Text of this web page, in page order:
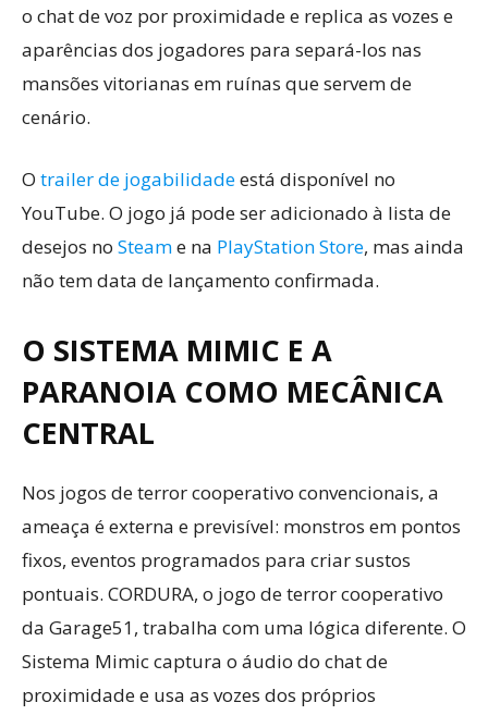
o chat de voz por proximidade e replica as vozes e
aparências dos jogadores para separá-los nas
mansões vitorianas em ruínas que servem de
cenário.
O trailer de jogabilidadeestá disponível no
YouTube. O jogo já pode ser adicionado à lista de
desejos no Steame na PlayStation Store, mas ainda
não tem data de lançamento confirmada.
O SISTEMA MIMIC E A
PARANOIA COMO MECÂNICA
CENTRAL
Nos jogos de terror cooperativo convencionais, a
ameaça é externa e previsível: monstros em pontos
fixos, eventos programados para criar sustos
pontuais. CORDURA, o jogo de terror cooperativo
da Garage51, trabalha com uma lógica diferente. O
Sistema Mimic captura o áudio do chat de
proximidade e usa as vozes dos próprios